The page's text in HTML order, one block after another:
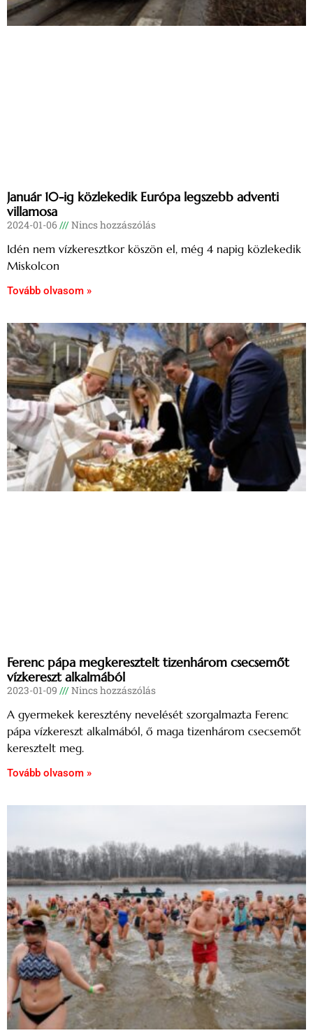
Január 10-ig közlekedik Európa legszebb adventi
villamosa
2024-01-06 Nincs hozzászólás
Idén nem vízkeresztkor köszön el, még 4 napig közlekedik
Miskolcon
Tovább olvasom »
Ferenc pápa megkeresztelt tizenhárom csecsemőt
vízkereszt alkalmából
2023-01-09 Nincs hozzászólás
A gyermekek keresztény nevelését szorgalmazta Ferenc
pápa vízkereszt alkalmából, ő maga tizenhárom csecsemőt
keresztelt meg.
Tovább olvasom »